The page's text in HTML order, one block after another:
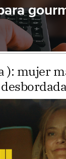
): mujer